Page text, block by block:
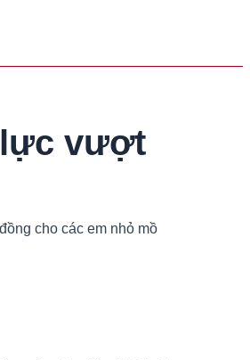
lực vượt
cho các em nhỏ mồ